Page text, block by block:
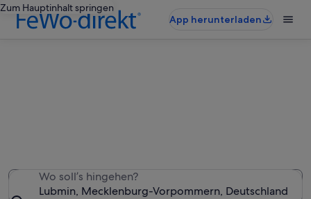
Zum Hauptinhalt springen
App herunterladen
Wo soll’s hingehen?
Lubmin, Mecklenburg-Vorpommern, Deutschland